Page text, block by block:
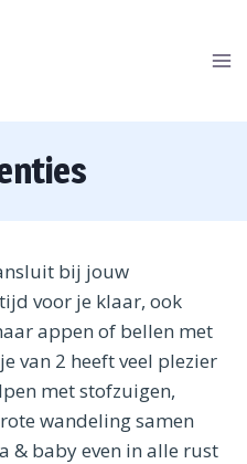
bij jouw
voor je klaar, ook
appen of bellen met
van 2 heeft veel plezier
met stofzuigen,
wandeling samen
& baby even in alle rust